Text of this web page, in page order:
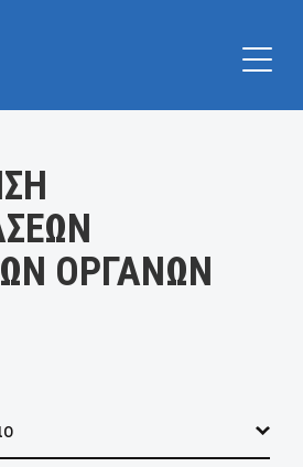
ΟΡΓΑΝΩΝ